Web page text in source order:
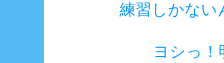
練習しかな
ヨシっ！